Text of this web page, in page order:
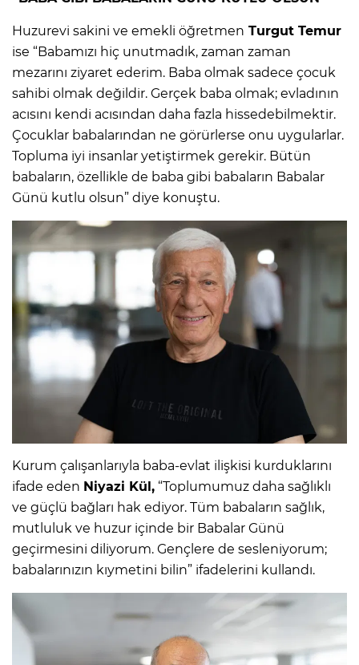
Huzurevi sakini ve emekli öğretmen Turgut Temur
ise “Babamızı hiç unutmadık, zaman zaman
mezarını ziyaret ederim. Baba olmak sadece çocuk
sahibi olmak değildir. Gerçek baba olmak; evladının
acısını kendi acısından daha fazla hissedebilmektir.
Çocuklar babalarından ne görürlerse onu uygularlar.
Topluma iyi insanlar yetiştirmek gerekir. Bütün
babaların, özellikle de baba gibi babaların Babalar
Günü kutlu olsun” diye konuştu.
Kurum çalışanlarıyla baba-evlat ilişkisi kurduklarını
ifade eden Niyazi Kül, “Toplumumuz daha sağlıklı
ve güçlü bağları hak ediyor. Tüm babaların sağlık,
mutluluk ve huzur içinde bir Babalar Günü
geçirmesini diliyorum. Gençlere de sesleniyorum;
babalarınızın kıymetini bilin” ifadelerini kullandı.